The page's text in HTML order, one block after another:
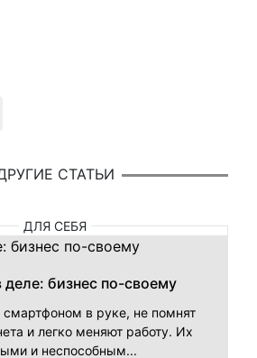
СТАТЬИ
ДЛЯ СЕБЯ
бизнес по-своему
в руке, не помнят
и легко меняют работу. Их
и неспособным...